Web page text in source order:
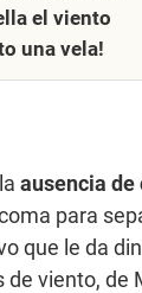
el viento
una vela!
ausencia de
para
que le da
viento, de